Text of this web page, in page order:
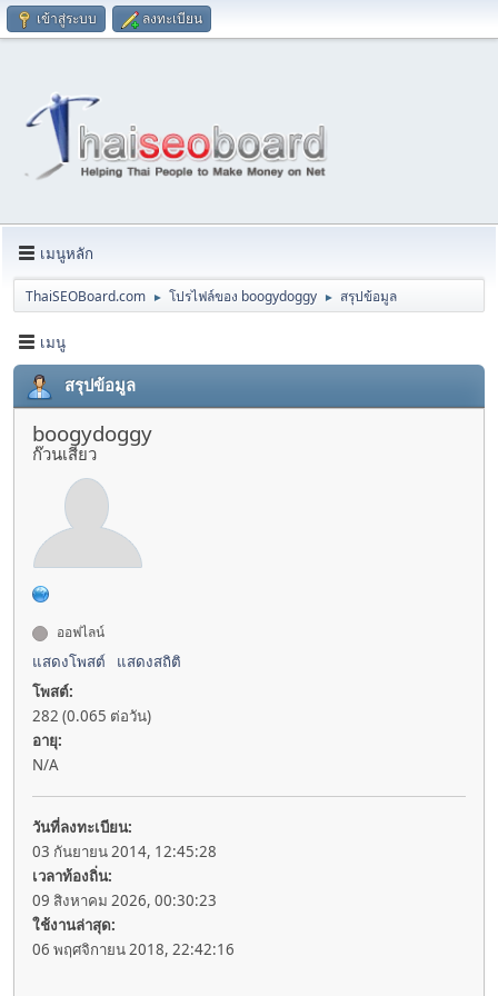
เข้าสู่ระบบ ลงทะเบียน
เมนูหลัก
ThaiSEOBoard.com ► โปรไฟล์ของ boogydoggy ► สรุปข้อมูล
เมนู
สรุปข้อมูล
boogydoggy
ก๊วนเสียว
ออฟไลน์
แสดงโพสต์
แสดงสถิติ
โพสต์:
282 (0.065 ต่อวัน)
อายุ:
N/A
วันที่ลงทะเบียน:
03 กันยายน 2014, 12:45:28
เวลาท้องถิ่น:
09 สิงหาคม 2026, 00:30:23
ใช้งานล่าสุด:
06 พฤศจิกายน 2018, 22:42:16